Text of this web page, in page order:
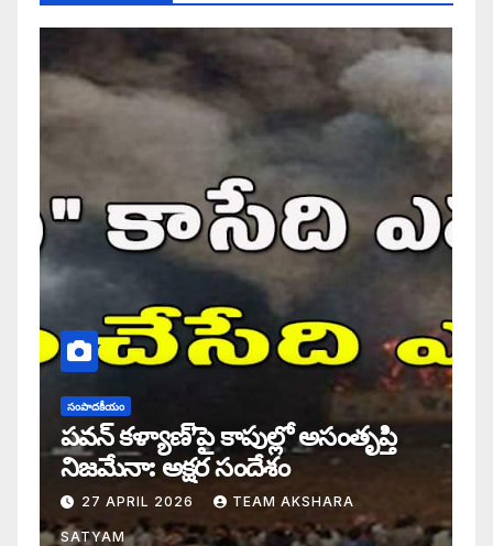
సంపాదకీయం
పవన్ కళ్యాణ్’పై కాపుల్లో అసంతృప్తి
నిజమేనా: అక్షర సందేశం
27 APRIL 2026 TEAM AKSHARA
SATYAM